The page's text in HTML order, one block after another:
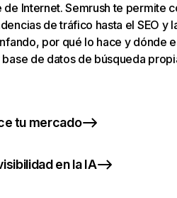
Internet. Semrush te permite
de tráfico hasta el SEO y
por qué lo hace y dónde
de datos de búsqueda
tu mercado
en la IA